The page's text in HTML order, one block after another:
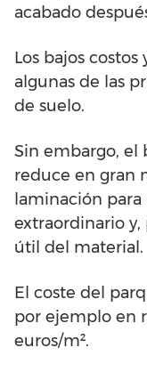
acabado
Los bajos
algunas de las
de suelo.
Sin embargo, el
reduce en gran
laminación
extraordinario
útil del material.
El coste del
por ejemplo en
euros/m².